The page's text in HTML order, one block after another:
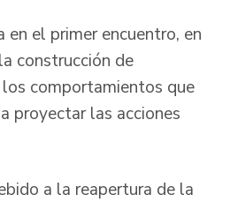
el primer encuentro, en
construcción de
comportamientos que
proyectar las acciones
a la reapertura de la